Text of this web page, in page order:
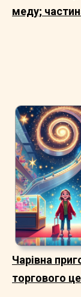
меду;
Чарівна
торгового